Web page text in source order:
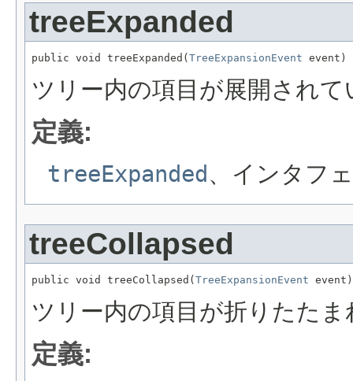
treeExpanded
public void treeExpanded( TreeExpansionEvent event)
ツリー内の項目が展開され
定義:
treeExpanded 、インタフ
treeCollapsed
public void treeCollapsed( TreeExpansionEvent event)
ツリー内の項目が折りたた
定義: